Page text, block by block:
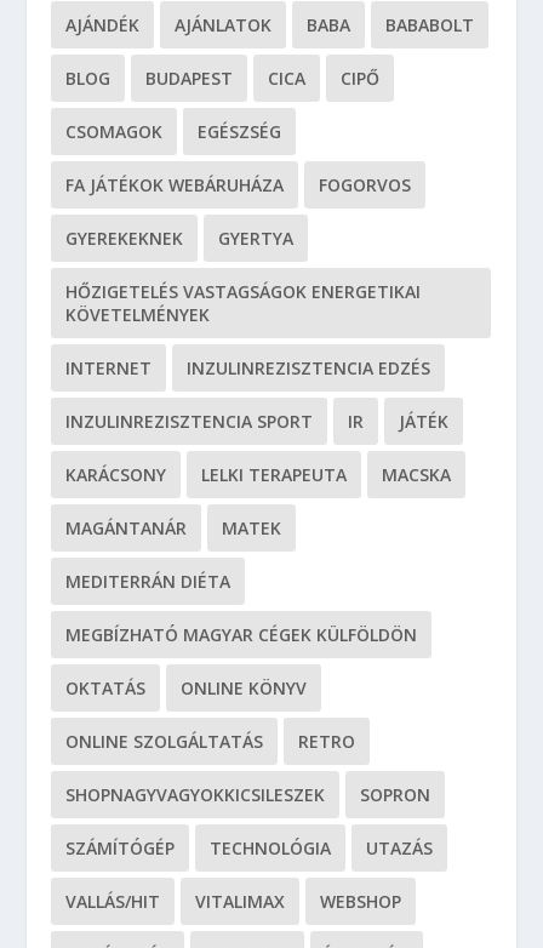
AJÁNDÉK AJÁNLATOK BABA BABABOLT
BLOG BUDAPEST CICA CIPŐ
CSOMAGOK EGÉSZSÉG
FA JÁTÉKOK WEBÁRUHÁZA FOGORVOS
GYEREKEKNEK GYERTYA
HŐZIGETELÉS VASTAGSÁGOK ENERGETIKAI
KÖVETELMÉNYEK
INTERNET INZULINREZISZTENCIA EDZÉS
INZULINREZISZTENCIA SPORT IR JÁTÉK
KARÁCSONY LELKI TERAPEUTA MACSKA
MAGÁNTANÁR MATEK
MEDITERRÁN DIÉTA
MEGBÍZHATÓ MAGYAR CÉGEK KÜLFÖLDÖN
OKTATÁS ONLINE KÖNYV
ONLINE SZOLGÁLTATÁS RETRO
SHOPNAGYVAGYOKKICSILESZEK SOPRON
SZÁMÍTÓGÉP TECHNOLÓGIA UTAZÁS
VALLÁS/HIT VITALIMAX WEBSHOP